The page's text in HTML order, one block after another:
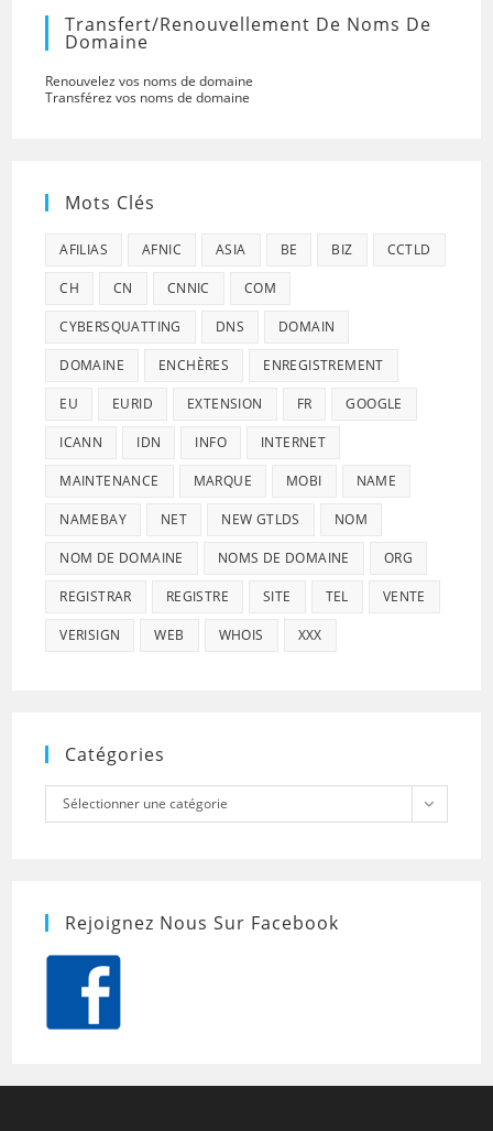
Transfert/renouvellement De Noms De
Domaine
Renouvelez vos noms de domaine
Transférez vos noms de domaine
Mots Clés
AFILIAS AFNIC ASIA BE BIZ CCTLD
CH CN CNNIC COM
CYBERSQUATTING DNS DOMAIN
DOMAINE ENCHÈRES ENREGISTREMENT
EU EURID EXTENSION FR GOOGLE
ICANN IDN INFO INTERNET
MAINTENANCE MARQUE MOBI NAME
NAMEBAY NET NEW GTLDS NOM
NOM DE DOMAINE NOMS DE DOMAINE ORG
REGISTRAR REGISTRE SITE TEL VENTE
VERISIGN WEB WHOIS XXX
Catégories
Catégories
Sélectionner une catégorie
Rejoignez Nous Sur Facebook